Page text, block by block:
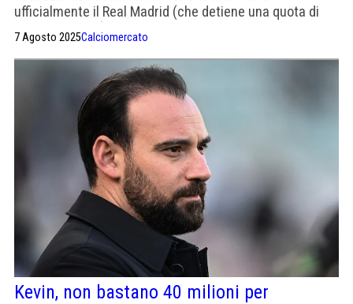
ufficialmente il Real Madrid (che detiene una quota di
partecipazione) nelle prossime ore. Il giocatore è in
attesa dell'approvazione finale per la partenza"
7 Agosto 2025Calciomercato
Kevin, non bastano 40 milioni per